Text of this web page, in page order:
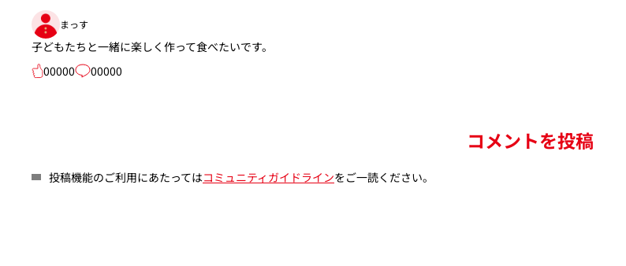
まっす
子どもたちと一緒に楽しく作って食べたいです。
00000
00000
コメントを投稿
投稿機能のご利用にあたってはコミュニティガイドラインをご一読ください。